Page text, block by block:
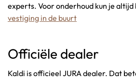
experts. Voor onderhoud kun je altijd
vestiging in de buurt
Officiële dealer
Kaldi is officieel JURA dealer. Dat